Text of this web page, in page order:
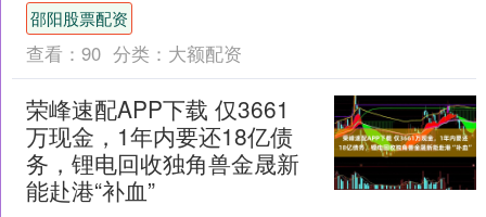
码：300763）发布公告称，公司股票于
202....
邵阳股票配资
查看： 90 分类： 大额配资
荣峰速配APP下载 仅3661
万现金，1年内要还18亿债
务，锂电回收独角兽金晟新
能赴港“补血”